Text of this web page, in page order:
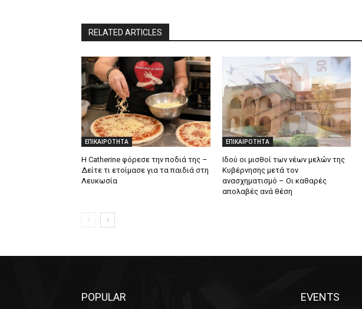
RELATED ARTICLES
ΕΠΙΚΑΙΡΟΤΗΤΑ
Η Catherine φόρεσε την ποδιά της –
Δείτε τι ετοίμασε για τα παιδιά στη
Λευκωσία
ΕΠΙΚΑΙΡΟΤΗΤΑ
Ιδού οι μισθοί των νέων μελών της
Κυβέρνησης μετά τον
ανασχηματισμό – Οι καθαρές
απολαβές ανά θέση
POPULAR EVENTS